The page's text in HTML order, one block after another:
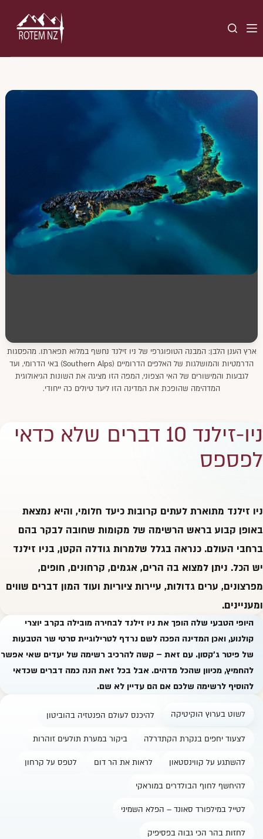
to
ארץ הענן הלבן: המבנה הטופוגרפי של ניו זילנד נחשף במלוא תפארתו. מהפסגות
הדרמטיות והמושלגות של האלפים הדרומיים (Southern Alps) באי הדרומי, ועד
לגבעות והמישורים של האי הצפוני, המפה הזו מציגה את השונות הגיאולוגית
המדהימה שהופכת את המדינה הזו ליעד טיולים כה ייחודי.
ניו-זילנד 10 דברים שלא כדאי
לפספס
ניו זילנד מתוארת לעתים קרובות כיעד חלומי, והיא נמצאת
באופן קבוע בראש הרשימה של מקומות שחובה לבקר בהם
ברחבי העולם. כנראה בגלל שלמרות גודלה הקטן, בניו זילנד
יש הכל. ניתן למצוא בה הרים, אגמים, קרחונים, חופים,
מפרצונים, ערים גדולות, עיירות ציוריות ועוד המון דברים שווים
ומעניינים.
היופי הטבעי שלה הופך את ניו זילנד לבחירה מובילה בקרב יוצרי
קולנוע, ואכן המדינה הפכה לשם נרדף לטרילוגיית סרטי שר הטבעות
של פיטר ג'קסון. עם זאת – קשה להרכיב רשימה של יעדים שאי אפשר
להחמיץ, מכיוון שהכל מדהים. אבל בכל זאת הנה כמה דברים שכדאי
להוסיף לרשימה שלכם אם הם עדיין לא שם.
לשוט בערוץ הוקיטיקה להיכנס לעולם הפנטזיה בהוביטון
לצעוד יחפים בנקרת הקתדרלה ביקור במערת תולעים זוהרות
להשתגע על קווינסטאון לראות את הר דום לטפס על קרחון
להיחשף לחוף הבולדרים במוראקי
לטייל במילפורד סאונד – הפלא השמיני
לחזות בהר הכי גבוה בפסיפיק